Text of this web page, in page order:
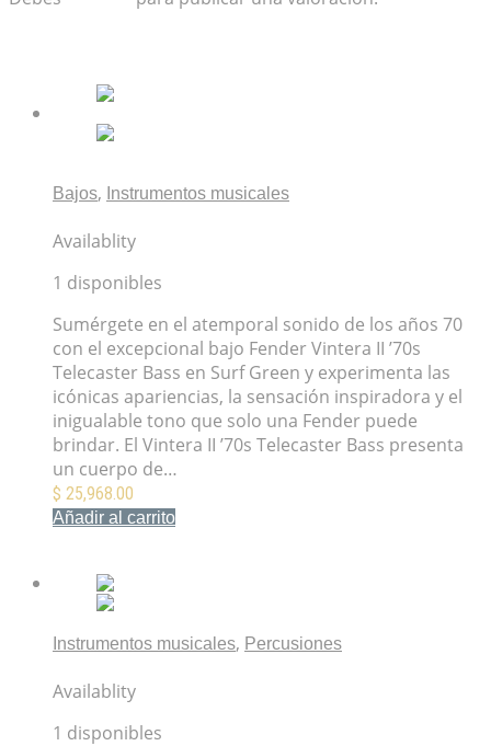
Bajos, Instrumentos musicales
Availablity
1 disponibles
Sumérgete en el atemporal sonido de los años 70
con el excepcional bajo Fender Vintera II ’70s
Telecaster Bass en Surf Green y experimenta las
icónicas apariencias, la sensación inspiradora y el
inigualable tono que solo una Fender puede
brindar. El Vintera II ’70s Telecaster Bass presenta
un cuerpo de…
$ 25,968.00
Añadir al carrito
Instrumentos musicales, Percusiones
Availablity
1 disponibles